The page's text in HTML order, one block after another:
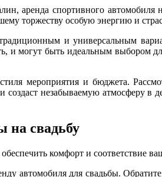
аренда спортивного автомобиля
торжеству особую энергию и
и универсальным
и могут быть идеальным выбором
мероприятия и бюджета.
создаст незабываемую атмосферу в
на свадьбу
комфорт и соответствие
автомобиля для свадьбы.